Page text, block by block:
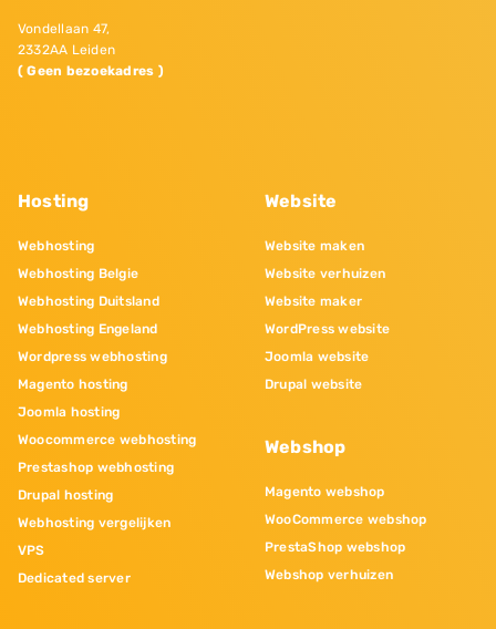
Vondellaan 47,
2332AA Leiden
( Geen bezoekadres )
Hosting
Webhosting
Webhosting Belgie
Webhosting Duitsland
Webhosting Engeland
Wordpress webhosting
Magento hosting
Joomla hosting
Woocommerce webhosting
Prestashop webhosting
Drupal hosting
Webhosting vergelijken
VPS
Dedicated server
Website
Website maken
Website verhuizen
Website maker
WordPress website
Joomla website
Drupal website
Webshop
Magento webshop
WooCommerce webshop
PrestaShop webshop
Webshop verhuizen